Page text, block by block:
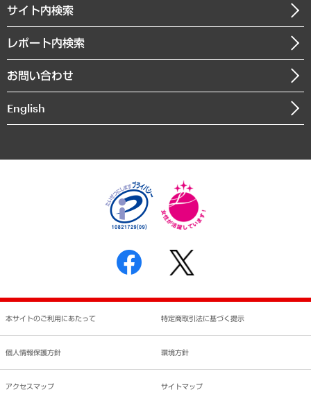
まちづくり・観光・交通・スポーツ・スマートシティ
自然資源・農林水産業・食料システム
メディア掲載・出演
沿革
組織図・本部部室紹介
インドネシア現地法人
個人情報保護方針
反社会的勢力に対する基本方針
書面による個人情報の開示等の請求の手続きについて
サイト内検索
レポート内検索
お問い合わせ
English
本サイトのご利用にあたって 特定商取引法に基づく提示
個人情報保護方針 環境方針
アクセスマップ サイトマップ